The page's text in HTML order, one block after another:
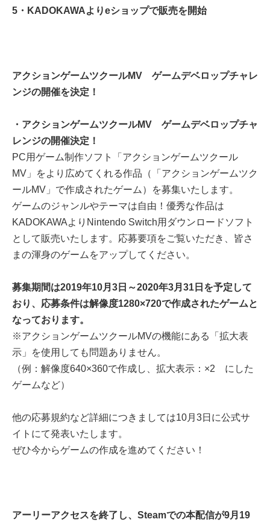
5・KADOKAWAよりeショップで販売を開始
アクションゲームツクールMV ゲームデベロップチャレ
ンジの開催を決定！
・アクションゲームツクールMV ゲームデベロップチャ
レンジの開催決定！
PC用ゲーム制作ソフト「アクションゲームツクール
MV」をより広めてくれる作品（「アクションゲームツク
ールMV」で作成されたゲーム）を募集いたします。
ゲームのジャンルやテーマは自由！優秀な作品は
KADOKAWAよりNintendo Switch用ダウンロードソフト
として販売いたします。応募要項をご覧いただき、皆さ
まの渾身のゲームをアップしてください。
募集期間は2019年10月3日～2020年3月31日を予定して
おり、応募条件は解像度1280×720で作成されたゲームと
なっております。
※アクションゲームツクールMVの機能にある「拡大表
示」を使用しても問題ありません。
（例：解像度640×360で作成し、拡大表示：×2 にした
ゲームなど）
他の応募規約など詳細につきましては10月3日に公式サ
イトにて発表いたします。
ぜひ今からゲームの作成を進めてください！
アーリーアクセスを終了し、Steamでの本配信が9月19